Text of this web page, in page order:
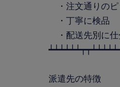
・注文通りのピ
・丁寧に検品
・配送先別に仕
派遣先の特徴